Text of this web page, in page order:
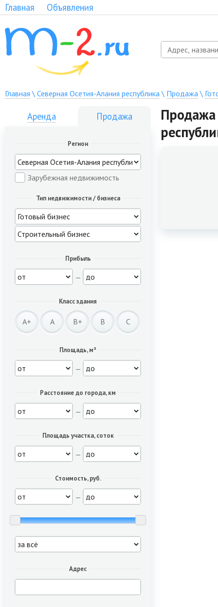
Главная Объявления
Главная \ Северная Осетия-Алания республика\ Продажа\
Аренда Продажа
Регион
Зарубежная недвижимость
Тип недвижимости / бизнеса
Прибыль
—
Класс здания
A+ A B+ B C
Площадь, м²
—
Расстояние до города, км
—
Площадь участка, соток
—
Стоимость, руб.
—
Адрес
Продажа